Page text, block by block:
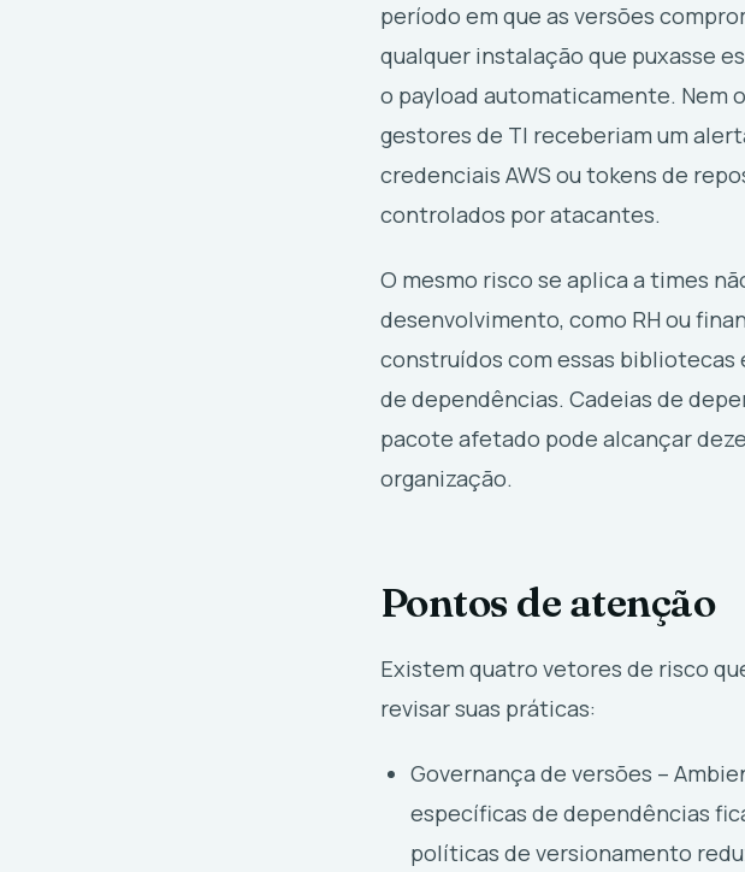
período em que as versões
qualquer instalação que puxasse
o payload automaticamente. Nem
gestores de TI receberiam um
credenciais AWS ou tokens de
controlados por atacantes.
O mesmo risco se aplica a times
desenvolvimento, como RH ou
construídos com essas
de dependências. Cadeias de
pacote afetado pode alcançar
organização.
Pontos de atenção
Existem quatro vetores de risco
revisar suas práticas:
Governança de versões –
específicas de dependências
políticas de versionamento